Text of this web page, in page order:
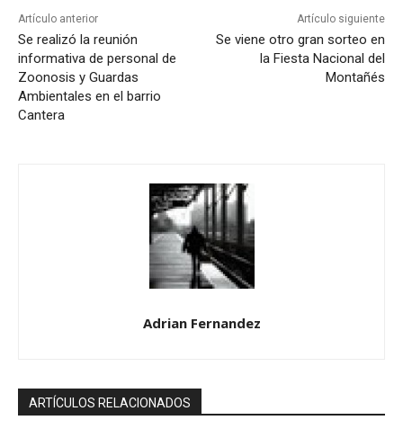
Artículo anterior
Se realizó la reunión
informativa de personal de
Zoonosis y Guardas
Ambientales en el barrio
Cantera
Artículo siguiente
Se viene otro gran sorteo en
la Fiesta Nacional del
Montañés
Adrian Fernandez
ARTÍCULOS RELACIONADOS